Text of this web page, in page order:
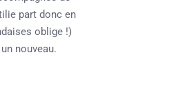
part donc en
oblige !)
nouveau.